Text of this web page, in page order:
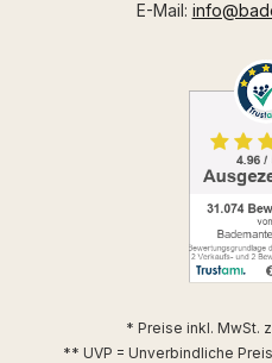
E-Mail:
* Preise inkl. MwSt.
** UVP = Unverbindliche